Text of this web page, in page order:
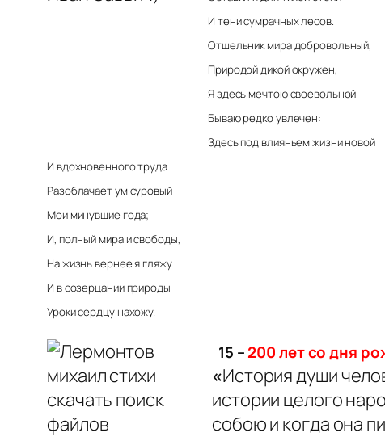
И тени сумрачных лесов.
Отшельник мира добровольный,
Природой дикой окружен,
Я здесь мечтою своевольной
Бываю редко увлечен:
Здесь под влияньем жизни новой
И вдохновенного труда
Разоблачает ум суровый
Мои минувшие года;
И, полный мира и свободы,
На жизнь вернее я гляжу
И в созерцании природы
Уроки сердцу нахожу.
15 –200 лет со дня
«История души
истории целого
собою и когда она